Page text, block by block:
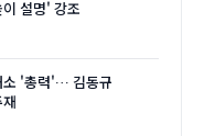
설명' 강조
소 '총력'… 김동규